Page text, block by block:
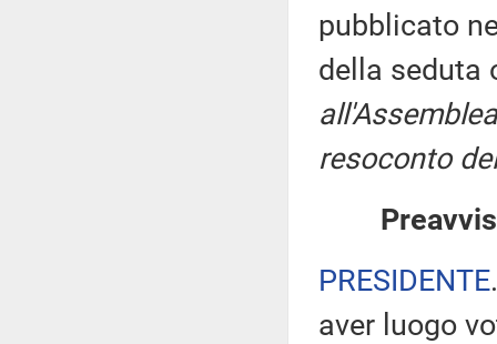
pubblicato
della seduta
resoconto
PRESIDENTE
aver luogo